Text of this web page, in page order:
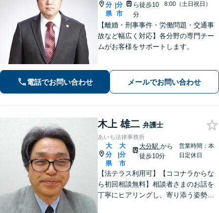
分
県
|分
市
ら徒歩10
分
8:00（土日祝日）
【離婚・刑事事件・労働問題・交通事
故など幅広く対応】各分野の専門チー
ムがお客様をサポートします。
電話でお問い合わせ メールでお問い合わせ
木上 雄二 弁護士
あいち法律事務所
大
分
県
|
大
分
市
大分駅 から
徒歩10分
営業時間：本
日定休日
【法テラス利用可】【ココナラからな
ら初回相談無料】相談者さまのお話を
丁寧にヒアリングし、寄り添う姿勢を